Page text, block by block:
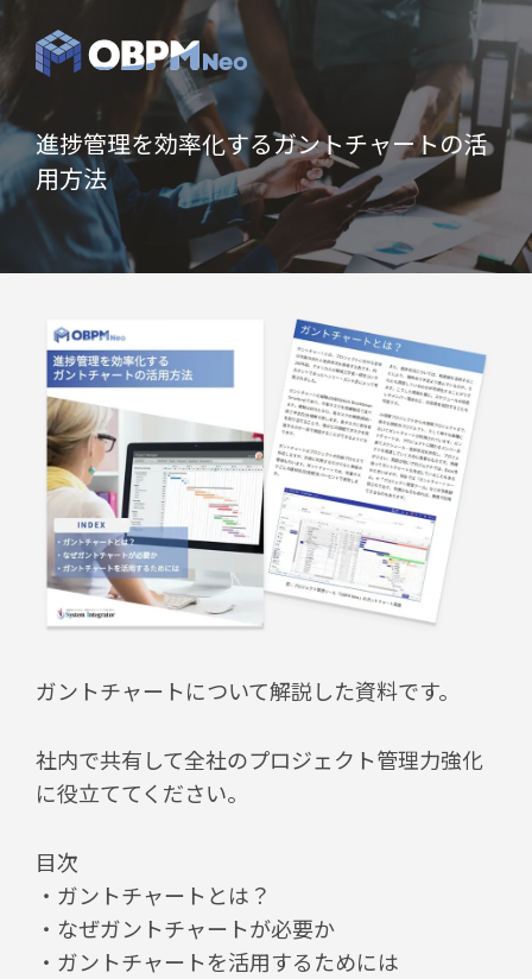
進捗管理を効率化するガントチャートの活
用方法
ガントチャートについて解説した資料です。
社内で共有して全社のプロジェクト管理力強化
に役立ててください。
目次
・ガントチャートとは？
・なぜガントチャートが必要か
・ガントチャートを活⽤するためには